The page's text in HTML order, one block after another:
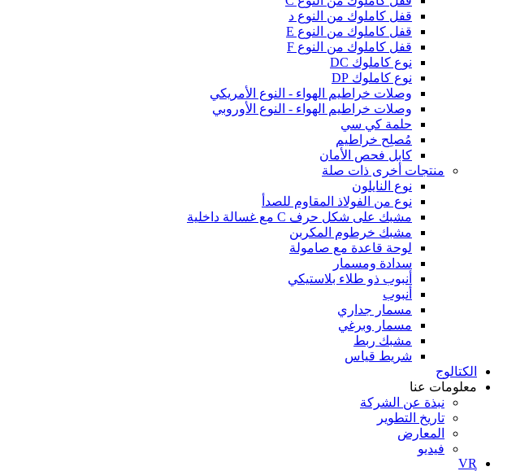
قفل كاملوك من النوع د
قفل كاملوك من النوع E
قفل كاملوك من النوع F
نوع كاملوك DC
نوع كاملوك DP
وصلات خراطيم الهواء - النوع الأمريكي
وصلات خراطيم الهواء - النوع الأوروبي
حلمة كي سي
مُصلِح خراطيم
كابل فحص الأمان
منتجات أخرى ذات صلة
نوع النايلون
نوع من الفولاذ المقاوم للصدأ
مشبك على شكل حرف C مع غسالة داخلية
مشبك خرطوم المكربن
لوحة قاعدة مع صامولة
سدادة ومسمار
أنبوب ذو طلاء بلاستيكي
أنبوب
مسمار جداري
مسمار وبرغي
مشبك ربط
شريط قياس
الكتالوج
معلومات عنا
نبذة عن الشركة
تاريخ التطوير
المعارض
فيديو
VR